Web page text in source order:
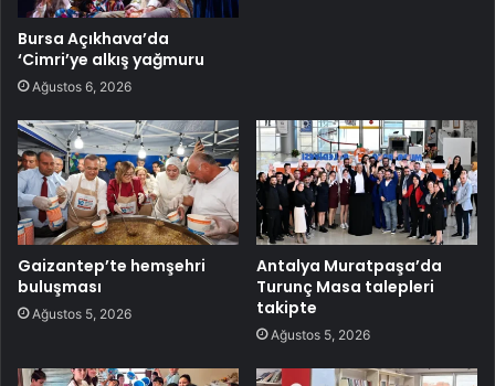
Bursa Açıkhava’da
‘Cimri’ye alkış yağmuru
Ağustos 6, 2026
Gaizantep’te hemşehri
buluşması
Ağustos 5, 2026
Antalya Muratpaşa’da
Turunç Masa talepleri
takipte
Ağustos 5, 2026